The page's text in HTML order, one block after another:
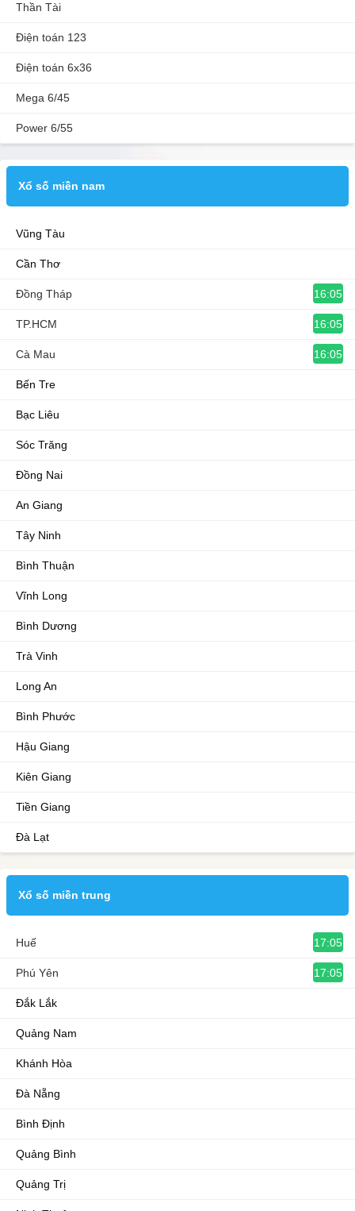
Thần Tài
Điện toán 123
Điện toán 6x36
Mega 6/45
Power 6/55
Xổ số miền nam
Vũng Tàu
Cần Thơ
Đồng Tháp 16:05
TP.HCM 16:05
Cà Mau 16:05
Bến Tre
Bạc Liêu
Sóc Trăng
Đồng Nai
An Giang
Tây Ninh
Bình Thuận
Vĩnh Long
Bình Dương
Trà Vinh
Long An
Bình Phước
Hậu Giang
Kiên Giang
Tiền Giang
Đà Lạt
Xổ số miền trung
Huế 17:05
Phú Yên 17:05
Đắk Lắk
Quảng Nam
Khánh Hòa
Đà Nẵng
Bình Định
Quảng Bình
Quảng Trị